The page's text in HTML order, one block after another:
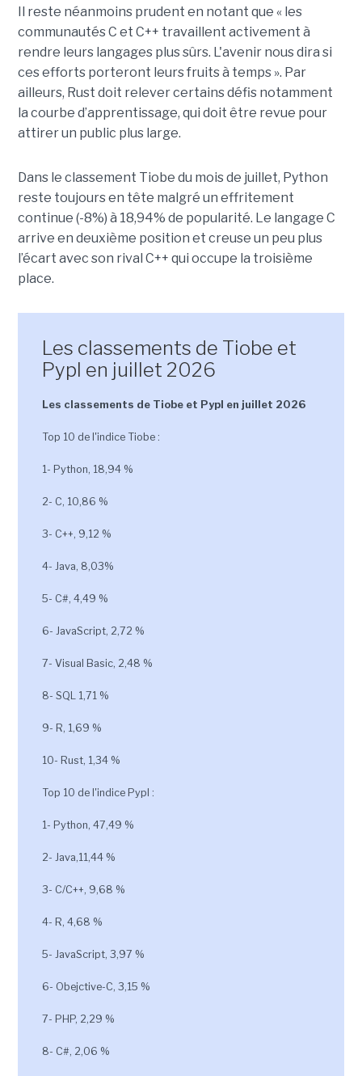
Il reste néanmoins prudent en notant que « les
communautés C et C++ travaillent activement à
rendre leurs langages plus sûrs. L'avenir nous dira si
ces efforts porteront leurs fruits à temps ». Par
ailleurs, Rust doit relever certains défis notamment
la courbe d’apprentissage, qui doit être revue pour
attirer un public plus large.
Dans le classement Tiobe du mois de juillet, Python
reste toujours en tête malgré un effritement
continue (-8%) à 18,94% de popularité. Le langage C
arrive en deuxième position et creuse un peu plus
l’écart avec son rival C++ qui occupe la troisième
place.
Les classements de Tiobe et
Pypl en juillet 2026
Les classements de Tiobe et Pypl en juillet 2026
Top 10 de l'indice Tiobe :
1- Python, 18,94 %
2- C, 10,86 %
3- C++, 9,12 %
4- Java, 8,03%
5- C#, 4,49 %
6- JavaScript, 2,72 %
7- Visual Basic, 2,48 %
8- SQL 1,71 %
9- R, 1,69 %
10- Rust, 1,34 %
Top 10 de l'indice Pypl :
1- Python, 47,49 %
2- Java,11,44 %
3- C/C++, 9,68 %
4- R, 4,68 %
5- JavaScript, 3,97 %
6- Obejctive-C, 3,15 %
7- PHP, 2,29 %
8- C#, 2,06 %